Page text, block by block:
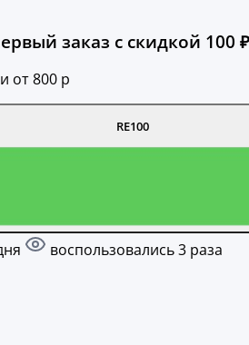
заказ с скидкой 100
от 800 р
RE100
воспользовались 3 раза